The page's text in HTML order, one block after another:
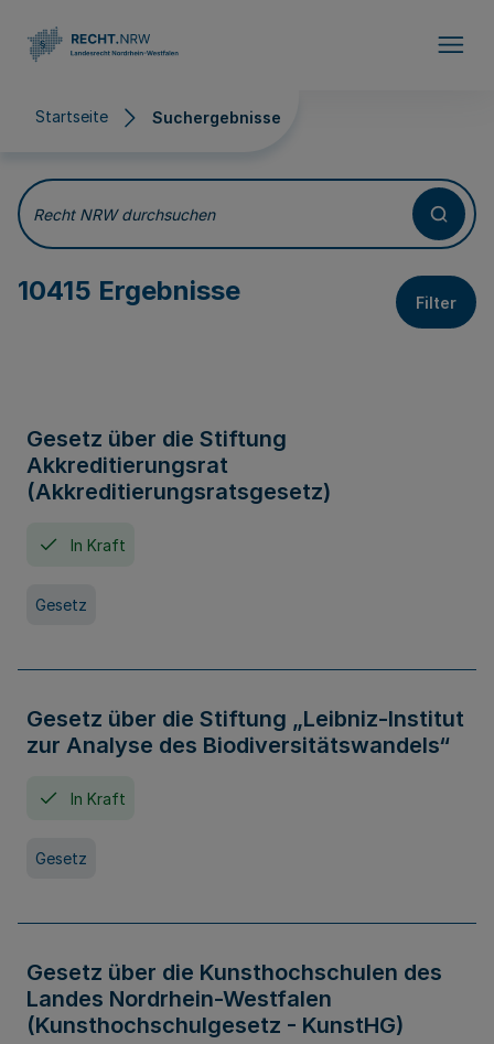
Startseite Suchergebnisse
Suchergebnisse
Recht NRW durchsuchen
10415 Ergebnisse Filter
Gesetz über die Stiftung
Akkreditierungsrat
(Akkreditierungsratsgesetz)
In Kraft
Gesetz
Gesetz über die Stiftung „Leibniz-Institut
zur Analyse des Biodiversitätswandels“
In Kraft
Gesetz
Gesetz über die Kunsthochschulen des
Landes Nordrhein-Westfalen
(Kunsthochschulgesetz - KunstHG)